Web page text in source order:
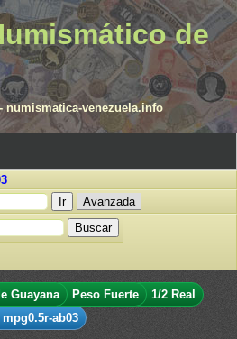
de
numismatica-venezuela.info
Avanzada
Guayana Peso Fuerte
1/2 Real
mpg0.5r-ab03